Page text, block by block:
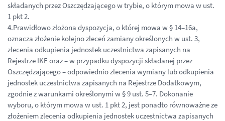
składanych przez Oszczędzającego w trybie, o którym mowa w ust.
1 pkt 2.
4.Prawidłowo złożona dyspozycja, o której mowa w § 14–16a,
oznacza złożenie kolejno zleceń zamiany określonych w ust. 3,
zlecenia odkupienia jednostek uczestnictwa zapisanych na
Rejestrze IKE oraz – w przypadku dyspozycji składanej przez
Oszczędzającego – odpowiednio zlecenia wymiany lub odkupienia
jednostek uczestnictwa zapisanych na Rejestrze Dodatkowym,
zgodnie z warunkami określonymi w § 9 ust. 5–7. Dokonanie
wyboru, o którym mowa w ust. 1 pkt 2, jest ponadto równoważne ze
złożeniem zlecenia odkupienia jednostek uczestnictwa zapisanych